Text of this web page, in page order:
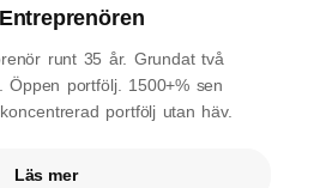
runt 35 år. Grundat två
portfölj. 1500+% sen
portfölj utan häv.
Läs mer